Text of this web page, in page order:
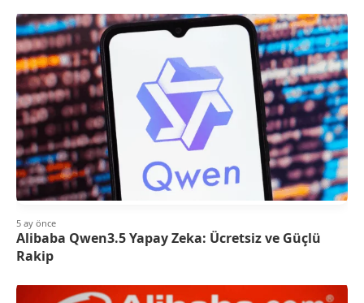
5 ay önce
Alibaba Qwen3.5 Yapay Zeka: Ücretsiz ve Güçlü
Rakip